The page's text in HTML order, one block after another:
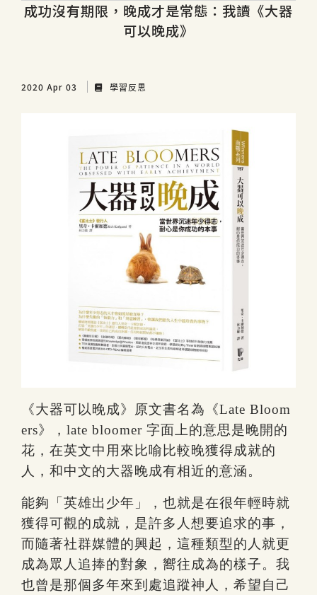
成功沒有期限，晚成才是常態：我讀《大器
可以晚成》
2020 Apr 03 學習反思
《大器可以晚成》原文書名為《Late Bloom
ers》，late bloomer 字面上的意思是晚開的
花，在英文中用來比喻比較晚獲得成就的
人，和中文的大器晚成有相近的意涵。
能夠「英雄出少年」，也就是在很年輕時就
獲得可觀的成就，是許多人想要追求的事，
而隨著社群媒體的興起，這種類型的人就更
成為眾人追捧的對象，嚮往成為的樣子。我
也曾是那個多年來到處追蹤神人，希望自己